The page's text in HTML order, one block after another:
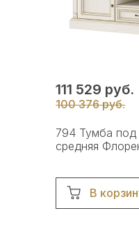
111 529 руб.
100 376 руб.
794 Тумба под
средняя
В